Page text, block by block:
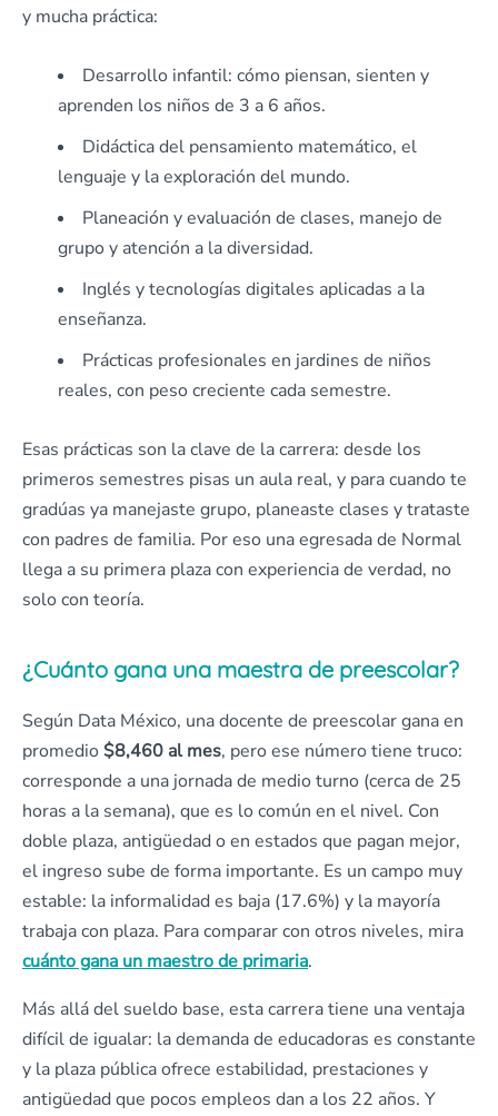
y mucha práctica:
Desarrollo infantil: cómo piensan, sienten y
aprenden los niños de 3 a 6 años.
Didáctica del pensamiento matemático, el
lenguaje y la exploración del mundo.
Planeación y evaluación de clases, manejo de
grupo y atención a la diversidad.
Inglés y tecnologías digitales aplicadas a la
enseñanza.
Prácticas profesionales en jardines de niños
reales, con peso creciente cada semestre.
Esas prácticas son la clave de la carrera: desde los
primeros semestres pisas un aula real, y para cuando te
gradúas ya manejaste grupo, planeaste clases y trataste
con padres de familia. Por eso una egresada de Normal
llega a su primera plaza con experiencia de verdad, no
solo con teoría.
¿Cuánto gana una maestra de preescolar?
Según Data México, una docente de preescolar gana en
promedio $8,460 al mes, pero ese número tiene truco:
corresponde a una jornada de medio turno (cerca de 25
horas a la semana), que es lo común en el nivel. Con
doble plaza, antigüedad o en estados que pagan mejor,
el ingreso sube de forma importante. Es un campo muy
estable: la informalidad es baja (17.6%) y la mayoría
trabaja con plaza. Para comparar con otros niveles, mira
cuánto gana un maestro de primaria.
Más allá del sueldo base, esta carrera tiene una ventaja
difícil de igualar: la demanda de educadoras es constante
y la plaza pública ofrece estabilidad, prestaciones y
antigüedad que pocos empleos dan a los 22 años. Y